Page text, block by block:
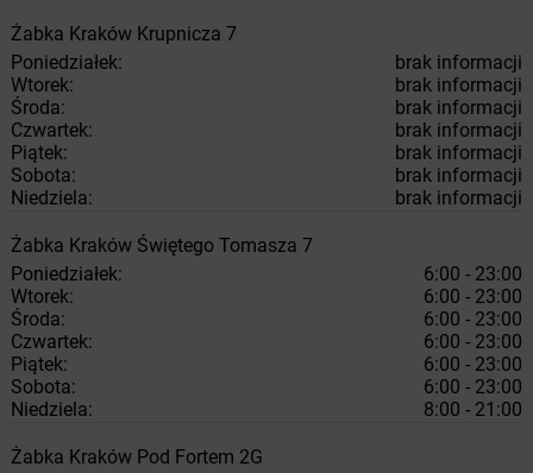
Żabka Kraków Krupnicza 7
Poniedziałek:
brak informacji
Wtorek:
brak informacji
Środa:
brak informacji
Czwartek:
brak informacji
Piątek:
brak informacji
Sobota:
brak informacji
Niedziela:
brak informacji
Żabka Kraków Świętego Tomasza 7
Poniedziałek:
6:00 - 23:00
Wtorek:
6:00 - 23:00
Środa:
6:00 - 23:00
Czwartek:
6:00 - 23:00
Piątek:
6:00 - 23:00
Sobota:
6:00 - 23:00
Niedziela:
8:00 - 21:00
Żabka Kraków Pod Fortem 2G